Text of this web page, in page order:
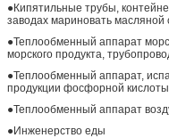
●Кипятильные трубы,
заводах мариновать масляной
●Теплообменный аппарат
морского продукта,
●Теплообменный аппарат,
продукции фосфорной
●Теплообменный аппарат
●Инженерство еды